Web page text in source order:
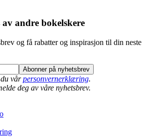
andre bokelskere
og få rabatter og inspirasjon til din neste
Abonner på nyhetsbrev
du vårpersonvernerklæring.
deg av våre nyhetsbrev.